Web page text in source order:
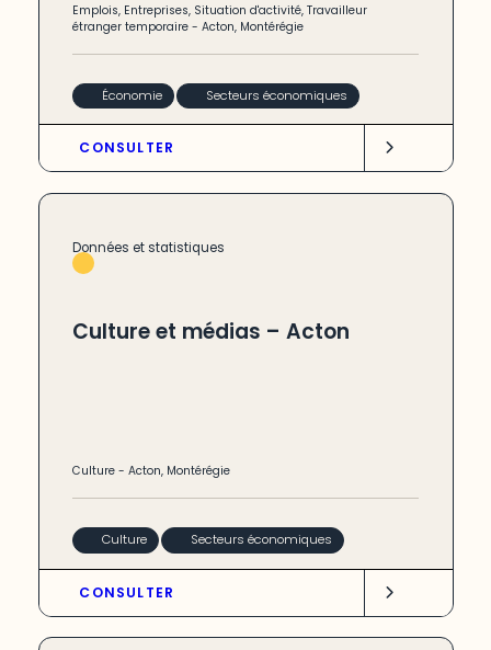
Emplois, Entreprises, Situation d'activité,Travailleur
étranger temporaire -Acton, Montérégie
Économie Secteurs économiques
CONSULTER
Données et statistiques
Culture et médias – Acton
Culture -Acton, Montérégie
Culture Secteurs économiques
CONSULTER